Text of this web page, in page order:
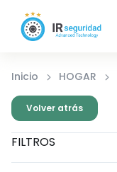
Inicio HOGAR
Volver atrás
FILTROS